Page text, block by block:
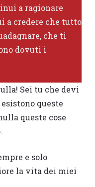
a ragionare
a credere che tutto
che ti
dovuti i
Sei tu che devi
queste
queste cose
e solo
la vita dei miei